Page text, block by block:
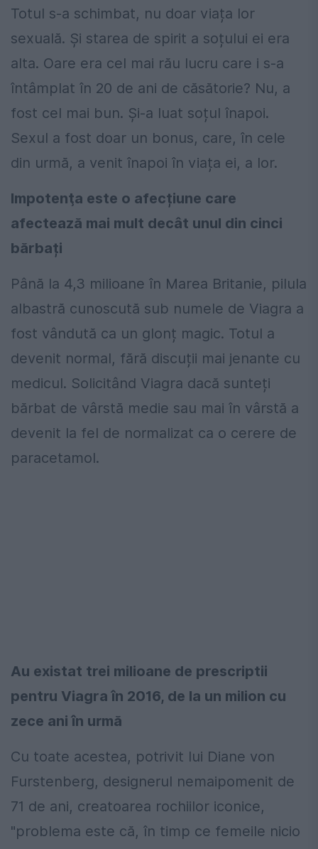
Totul s-a schimbat, nu doar viața lor
sexuală. Și starea de spirit a soțului ei era
alta. Oare era cel mai rău lucru care i s-a
întâmplat în 20 de ani de căsătorie? Nu, a
fost cel mai bun. Și-a luat soțul înapoi.
Sexul a fost doar un bonus, care, în cele
din urmă, a venit înapoi în viața ei, a lor.
Impotenţa este o afecțiune care
afectează mai mult decât unul din cinci
bărbați
Până la 4,3 milioane în Marea Britanie, pilula
albastră cunoscută sub numele de Viagra a
fost vândută ca un glonț magic. Totul a
devenit normal, fără discuții mai jenante cu
medicul. Solicitând Viagra dacă sunteți
bărbat de vârstă medie sau mai în vârstă a
devenit la fel de normalizat ca o cerere de
paracetamol.
Au existat trei milioane de prescriptii
pentru Viagra în 2016, de la un milion cu
zece ani în urmă
Cu toate acestea, potrivit lui Diane von
Furstenberg, designerul nemaipomenit de
71 de ani, creatoarea rochiilor iconice,
"problema este că, în timp ce femeile nicio